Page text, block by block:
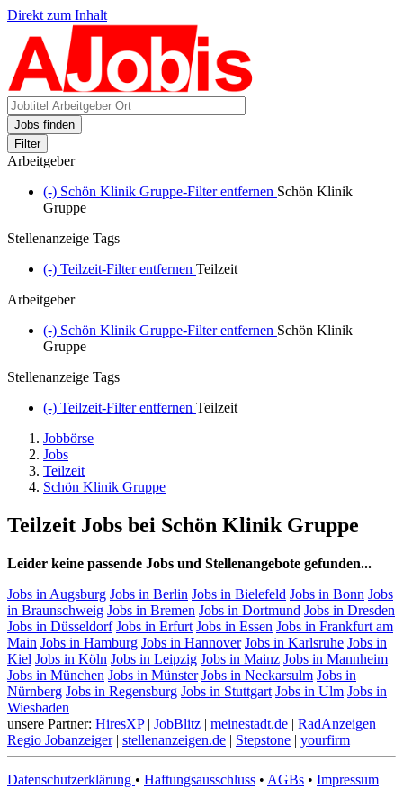
Direkt zum Inhalt
Jobs finden
Filter
Arbeitgeber
(-) Schön Klinik Gruppe-Filter entfernen Schön Klinik
Gruppe
Stellenanzeige Tags
(-) Teilzeit-Filter entfernen Teilzeit
Arbeitgeber
(-) Schön Klinik Gruppe-Filter entfernen Schön Klinik
Gruppe
Stellenanzeige Tags
(-) Teilzeit-Filter entfernen Teilzeit
Jobbörse
Jobs
Teilzeit
Schön Klinik Gruppe
Teilzeit Jobs bei Schön Klinik Gruppe
Leider keine passende Jobs und Stellenangebote gefunden...
Jobs in Augsburg Jobs in Berlin Jobs in Bielefeld Jobs in Bonn Jobs
in Braunschweig Jobs in Bremen Jobs in Dortmund Jobs in Dresden
Jobs in Düsseldorf Jobs in Erfurt Jobs in Essen Jobs in Frankfurt am
Main Jobs in Hamburg Jobs in Hannover Jobs in Karlsruhe Jobs in
Kiel Jobs in Köln Jobs in Leipzig Jobs in Mainz Jobs in Mannheim
Jobs in München Jobs in Münster Jobs in Neckarsulm Jobs in
Nürnberg Jobs in Regensburg Jobs in Stuttgart Jobs in Ulm Jobs in
Wiesbaden
unsere Partner: HiresXP| JobBlitz | meinestadt.de | RadAnzeigen |
Regio Jobanzeiger| stellenanzeigen.de | Stepstone | yourfirm
Datenschutzerklärung • Haftungsausschluss • AGBs • Impressum